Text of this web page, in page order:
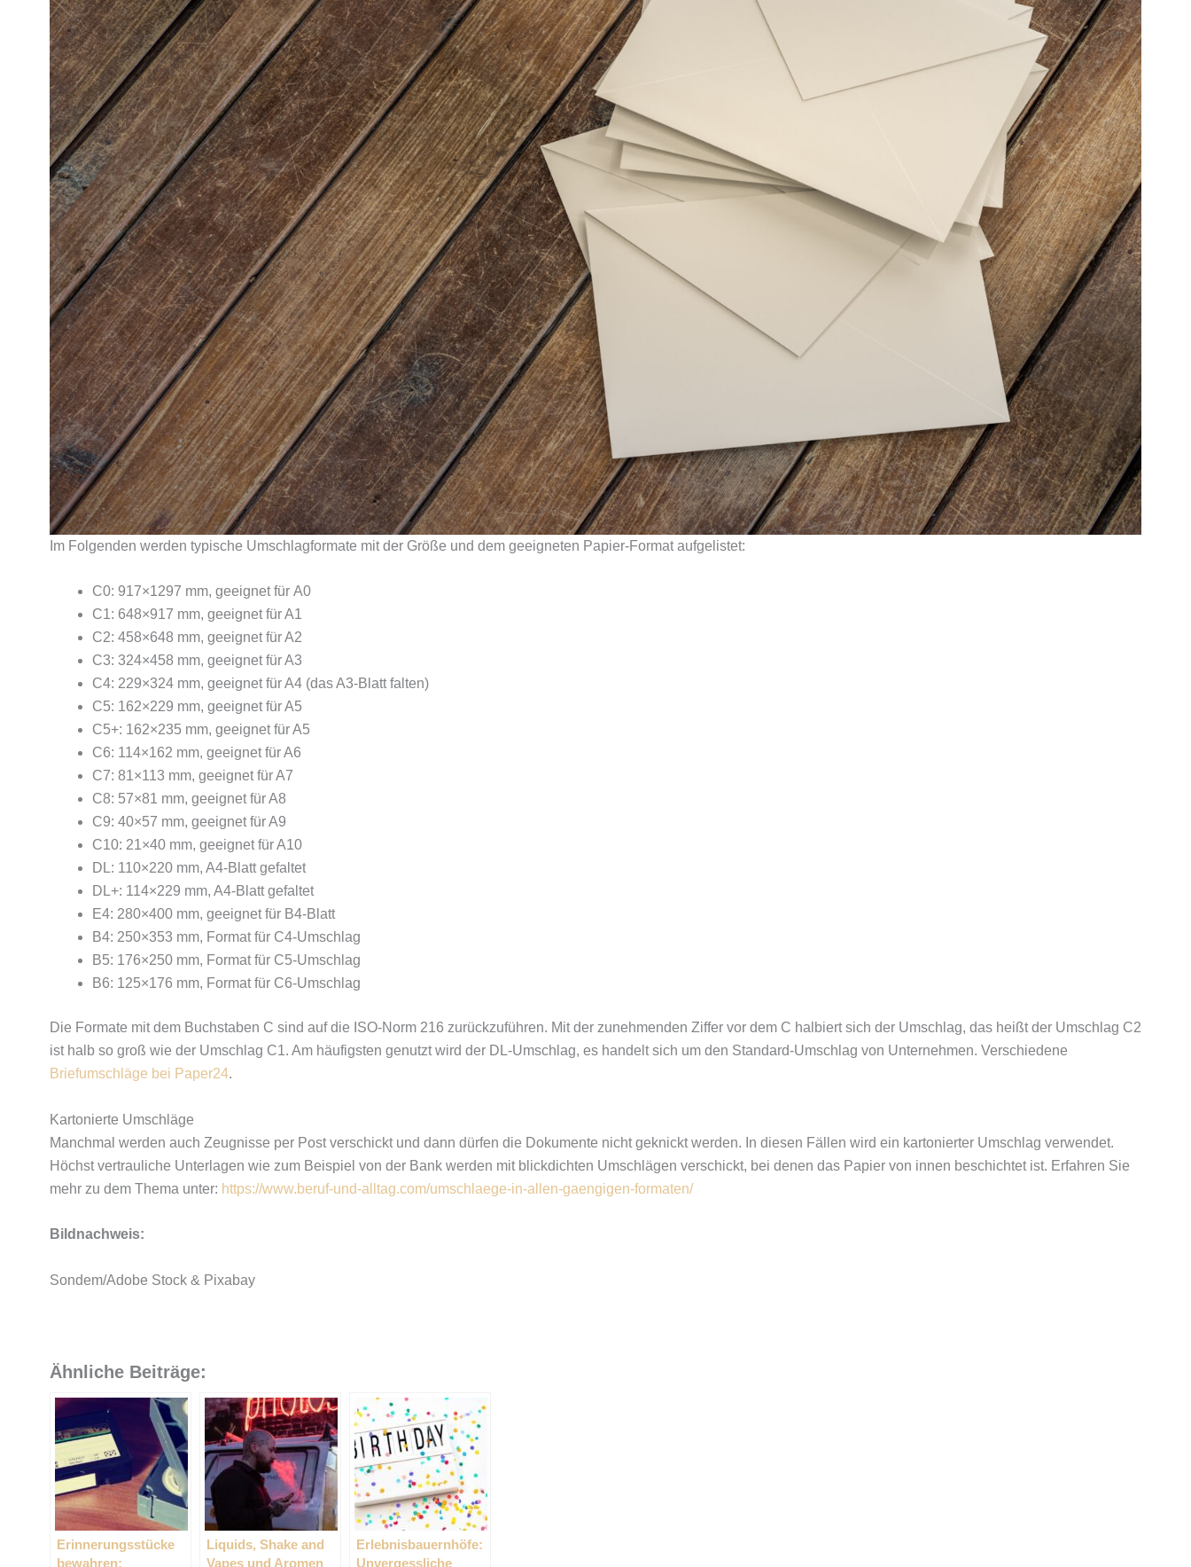
Im Folgenden werden typische Umschlagformate mit der Größe und dem geeigneten Papier-Format aufgelistet:
C0: 917×1297 mm, geeignet für A0
C1: 648×917 mm, geeignet für A1
C2: 458×648 mm, geeignet für A2
C3: 324×458 mm, geeignet für A3
C4: 229×324 mm, geeignet für A4 (das A3-Blatt falten)
C5: 162×229 mm, geeignet für A5
C5+: 162×235 mm, geeignet für A5
C6: 114×162 mm, geeignet für A6
C7: 81×113 mm, geeignet für A7
C8: 57×81 mm, geeignet für A8
C9: 40×57 mm, geeignet für A9
C10: 21×40 mm, geeignet für A10
DL: 110×220 mm, A4-Blatt gefaltet
DL+: 114×229 mm, A4-Blatt gefaltet
E4: 280×400 mm, geeignet für B4-Blatt
B4: 250×353 mm, Format für C4-Umschlag
B5: 176×250 mm, Format für C5-Umschlag
B6: 125×176 mm, Format für C6-Umschlag
Die Formate mit dem Buchstaben C sind auf die ISO-Norm 216 zurückzuführen. Mit der zunehmenden Ziffer vor dem C halbiert sich der Umschlag, das heißt der Umschlag C2
ist halb so groß wie der Umschlag C1. Am häufigsten genutzt wird der DL-Umschlag, es handelt sich um den Standard-Umschlag von Unternehmen. Verschiedene
Briefumschläge bei Paper24.
Kartonierte Umschläge
Manchmal werden auch Zeugnisse per Post verschickt und dann dürfen die Dokumente nicht geknickt werden. In diesen Fällen wird ein kartonierter Umschlag verwendet.
Höchst vertrauliche Unterlagen wie zum Beispiel von der Bank werden mit blickdichten Umschlägen verschickt, bei denen das Papier von innen beschichtet ist. Erfahren Sie
mehr zu dem Thema unter: https://www.beruf-und-alltag.com/umschlaege-in-allen-gaengigen-formaten/
Bildnachweis:
Sondem/Adobe Stock & Pixabay
Ähnliche Beiträge:
Erinnerungsstücke
bewahren:
Liquids, Shake and
Vapes und Aromen
Erlebnisbauernhöfe:
Unvergessliche